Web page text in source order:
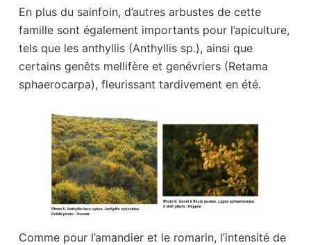
En plus du sainfoin, d’autres arbustes de cette
famille sont également importants pour l’apiculture,
tels que les anthyllis (Anthyllis sp.), ainsi que
certains genêts mellifère et genévriers (Retama
sphaerocarpa), fleurissant tardivement en été.
Comme pour l’amandier et le romarin, l’intensité de